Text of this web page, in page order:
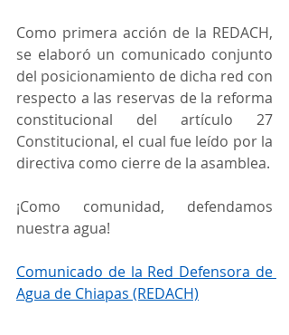
Como primera acción de la REDACH,
se elaboró un comunicado conjunto
del posicionamiento de dicha red con
respecto a las reservas de la reforma
constitucional del artículo 27
Constitucional, el cual fue leído por la
¡Como comunidad, defendamos
nuestra agua!
Comunicado de la Red Defensora de
Agua de Chiapas (REDACH)